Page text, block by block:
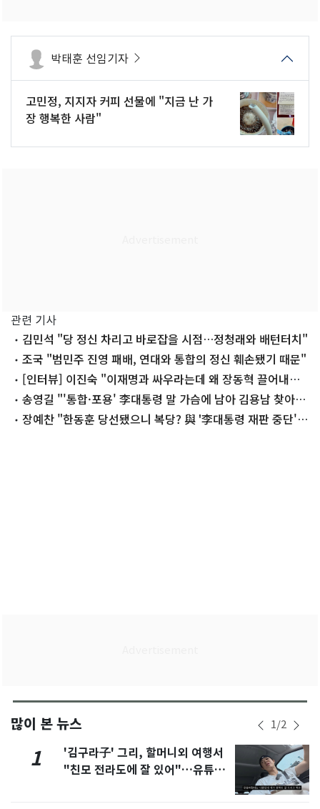
박태훈 선임기자
고민정, 지지자 커피 선물에 "지금 난 가
장 행복한 사람"
관련 기사
김민석 "당 정신 차리고 바로잡을 시점…정청래와 배턴터치"
조국 "범민주 진영 패배, 연대와 통합의 정신 훼손됐기 때문"
[인터뷰] 이진숙 "이재명과 싸우라는데 왜 장동혁 끌어내리
려 하나"
송영길 "'통합·포용' 李대통령 말 가슴에 남아 김용남 찾아
격려"
장예찬 "한동훈 당선됐으니 복당? 與 '李대통령 재판 중단'
많이 본 뉴스 1/2
1
'김구라子' 그리, 할머니외 여행서
"친모 전라도에 잘 있어"…유튜브